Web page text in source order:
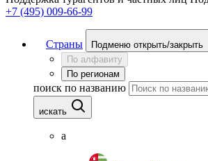
+7 (495) 009-66-99
Страны
Подменю открыть/закрыть
По алфавиту
По регионам
поиск по названию
искать
а